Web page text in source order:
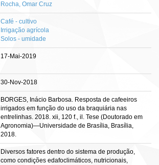
Rocha, Omar Cruz
Café - cultivo
Irrigação agrícola
Solos - umidade
17-Mai-2019
30-Nov-2018
BORGES, Inácio Barbosa. Resposta de cafeeiros
irrigados em função do uso da braquiária nas
entrelinhas. 2018. xii, 120 f., il. Tese (Doutorado em
Agronomia)—Universidade de Brasília, Brasília,
2018.
Diversos fatores dentro do sistema de produção,
como condições edafoclimáticos, nutricionais,